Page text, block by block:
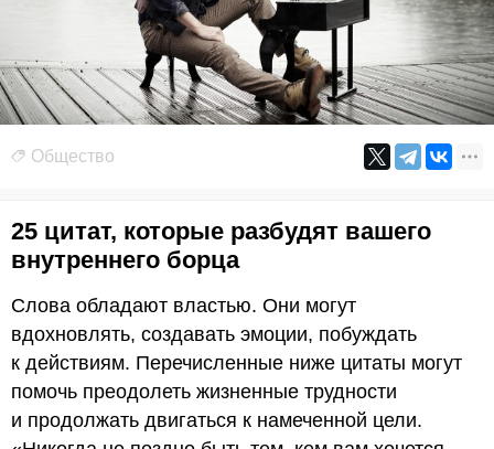
Общество
25 цитат, которые разбудят вашего
внутреннего борца
Слова обладают властью. Они могут
вдохновлять, создавать эмоции, побуждать
к действиям. Перечисленные ниже цитаты могут
помочь преодолеть жизненные трудности
и продолжать двигаться к намеченной цели.